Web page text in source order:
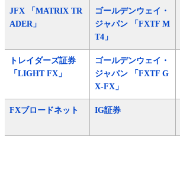
JFX 「MATRIX TR
ADER」
ゴールデンウェイ・
ジャパン 「FXTF M
T4」
トレイダーズ証券
「LIGHT FX」
ゴールデンウェイ・
ジャパン 「FXTF G
X-FX」
FXブロードネット IG証券